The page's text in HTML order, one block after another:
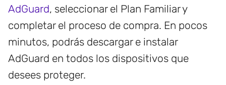
AdGuard, seleccionar el Plan Familiar y
completar el proceso de compra. En pocos
minutos, podrás descargar e instalar
AdGuard en todos los dispositivos que
desees proteger.